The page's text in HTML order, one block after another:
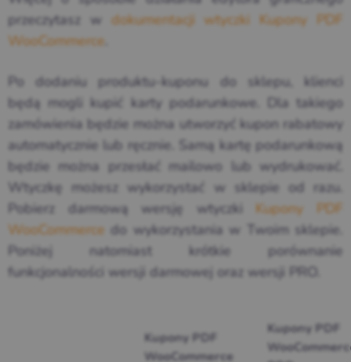
przeczytasz w dokumentacji wtyczki Kupony PDF
WooCommerce
Po dodaniu produktu-kuponu do sklepu, klienci
będą mogli kupić karty podarunkowe. Dla takiego
zamówienia będzie można utworzyć kupon rabatowy
automatycznie lub ręcznie. Samą kartę podarunkową
będzie można przesłać mailowo lub wydrukować.
Wtyczkę możesz wykorzystać w sklepie od razu.
Pobierz darmową wersję wtyczki Kupony PDF
WooCommerce do wykorzystania w Twoim sklepie.
Poniżej natomiast krótkie porównanie
funkcjonalności wersji darmowej oraz wersji PRO.
Kupony PDF
WooCommerce
Kupony PDF